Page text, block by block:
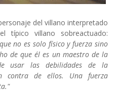
del villano interpretado
típico villano sobreactuado:
no es solo físico y fuerza sino
de que él es un maestro de la
usar las debilidades de la
de ellos. Una fuerza